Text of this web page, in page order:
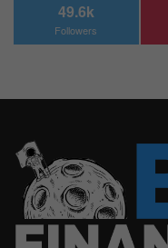
49.6k
Followers